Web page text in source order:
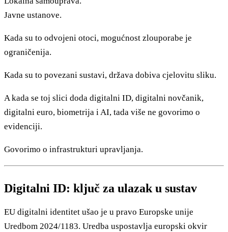
Javne ustanove.
Kada su to odvojeni otoci, mogućnost zlouporabe je
ograničenija.
Kada su to povezani sustavi, država dobiva cjelovitu sliku.
A kada se toj slici doda digitalni ID, digitalni novčanik,
digitalni euro, biometrija i AI, tada više ne govorimo o
evidenciji.
Govorimo o infrastrukturi upravljanja.
Digitalni ID: ključ za ulazak u sustav
EU digitalni identitet ušao je u pravo Europske unije
Uredbom 2024/1183. Uredba uspostavlja europski okvir